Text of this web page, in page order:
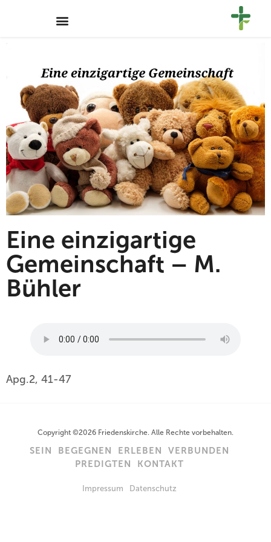
Eine einzigartige
Gemeinschaft – M.
Bühler
Apg.2, 41-47
Copyright ©2026 Friedenskirche. Alle Rechte vorbehalten.
SEIN BEGEGNEN ERLEBEN
VERBUNDEN
PREDIGTEN
KONTAKT
Impressum Datenschutz